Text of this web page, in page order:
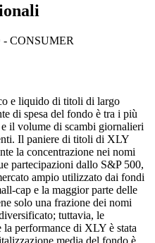
- CONSUMER
e liquido di titoli di largo
di spesa del fondo è tra i più
il volume di scambi giornalieri
Il paniere di titoli di XLY
la concentrazione nei nomi
partecipazioni dallo S&P 500,
ampio utilizzato dai fondi
cap e la maggior parte delle
solo una frazione dei nomi
tuttavia, le
performance di XLY è stata
media del fondo è